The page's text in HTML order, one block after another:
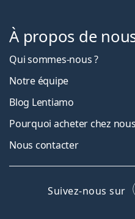
À propos de
Qui sommes-nous ?
Notre équipe
Blog Lentiamo
Pourquoi acheter chez
Nous contacter
Suivez-nous sur